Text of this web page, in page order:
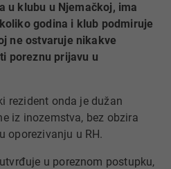
u klubu u Njemačkoj, ima
godina i klub podmiruje
ne ostvaruje nikakve
poreznu prijavu u
rezident onda je dužan
iz inozemstva, bez obzira
oporezivanju u RH.
u poreznom postupku,